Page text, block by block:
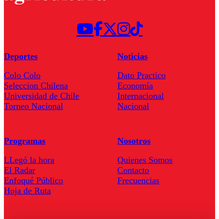
Deportes
Colo Colo
Seleccion Chilena
Universidad de Chile
Torneo Nacional
Noticias
Dato Practico
Economía
Internacional
Nacional
Programas
LLegó la hora
El Radar
Enfoqué Público
Hoja de Ruta
Nosotros
Quienes Somos
Contacto
Frecuencias